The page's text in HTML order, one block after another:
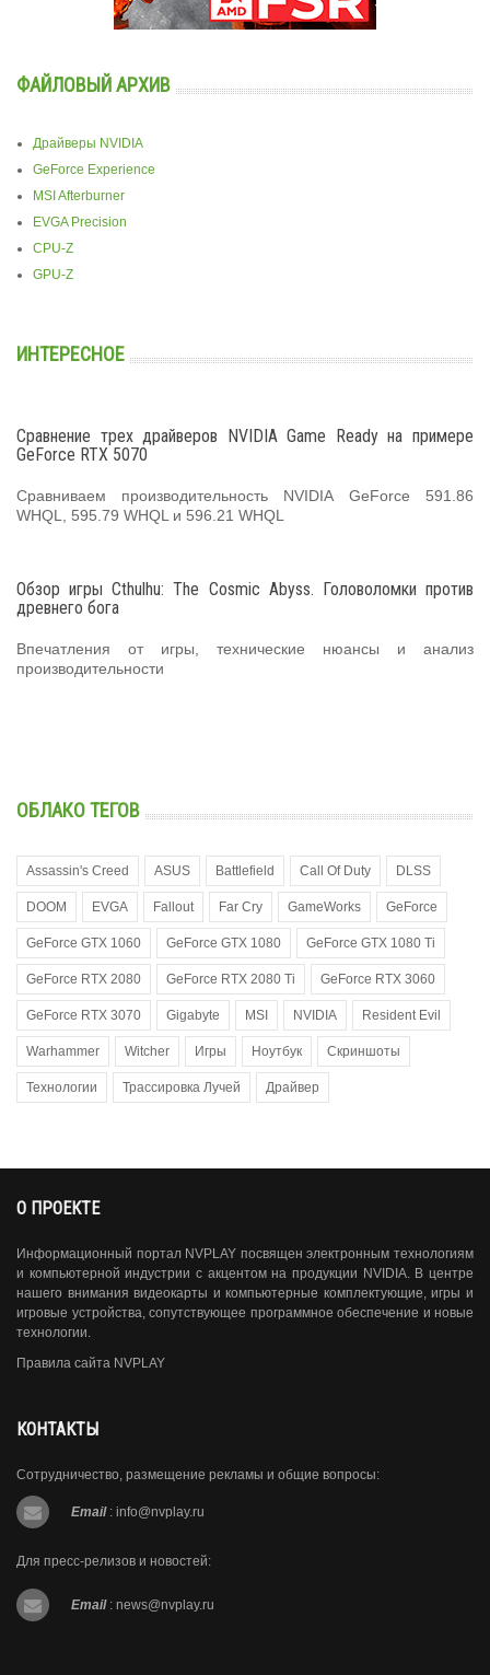
ФАЙЛОВЫЙ АРХИВ
Драйверы NVIDIA
GeForce Experience
MSI Afterburner
EVGA Precision
CPU-Z
GPU-Z
ИНТЕРЕСНОЕ
Сравнение трех драйверов NVIDIA Game Ready на примере
GeForce RTX 5070
Сравниваем производительность NVIDIA GeForce 591.86
WHQL, 595.79 WHQL и 596.21 WHQL
Обзор игры Cthulhu: The Cosmic Abyss. Головоломки против
древнего бога
Впечатления от игры, технические нюансы и анализ
производительности
ОБЛАКО ТЕГОВ
Assassin's Creed ASUS Battlefield Call Of Duty DLSS
DOOM EVGA Fallout Far Cry GameWorks GeForce
GeForce GTX 1060 GeForce GTX 1080 GeForce GTX 1080 Ti
GeForce RTX 2080 GeForce RTX 2080 Ti GeForce RTX 3060
GeForce RTX 3070 Gigabyte MSI NVIDIA Resident Evil
Warhammer Witcher Игры Ноутбук Скриншоты
Технологии Трассировка Лучей Драйвер
О ПРОЕКТЕ
Информационный портал NVPLAY посвящен электронным технологиям
и компьютерной индустрии с акцентом на продукции NVIDIA. В центре
нашего внимания видеокарты и компьютерные комплектующие, игры и
игровые устройства, сопутствующее программное обеспечение и новые
технологии.
Правила сайта NVPLAY
КОНТАКТЫ
Сотрудничество, размещение рекламы и общие вопросы:
Email : info@nvplay.ru
Для пресс-релизов и новостей:
Email : news@nvplay.ru